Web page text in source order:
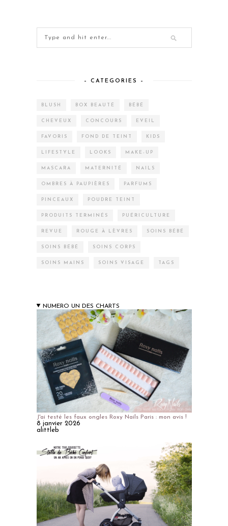
– CATEGORIES –
BLUSH BOX BEAUTÉ BÉBÉ
CHEVEUX CONCOURS EVEIL
FAVORIS FOND DE TEINT KIDS
LIFESTYLE LOOKS MAKE-UP
MASCARA MATERNITÉ NAILS
OMBRES À PAUPIÈRES PARFUMS
PINCEAUX POUDRE TEINT
PRODUITS TERMINÉS PUÉRICULTURE
REVUE ROUGE À LÈVRES SOINS BÉBÉ
SOINS BÉBÉ SOINS CORPS
SOINS MAINS SOINS VISAGE TAGS
NUMERO UN DES CHARTS
J'ai testé les faux ongles Roxy Nails Paris : mon avis !
8 janvier 2026
alittleb